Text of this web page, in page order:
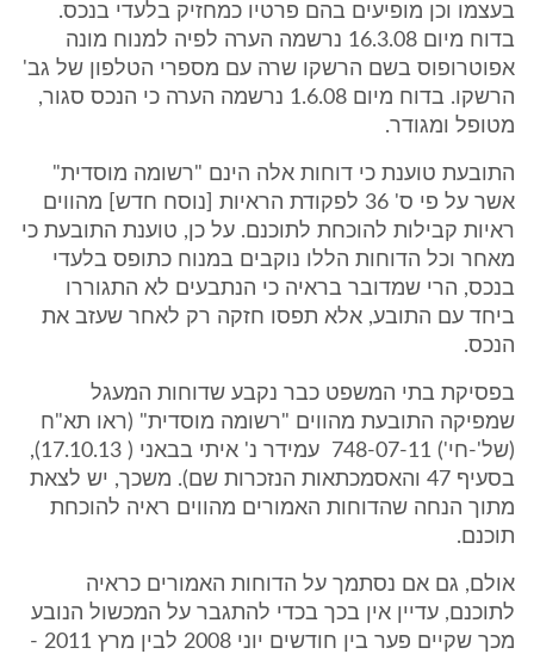
בעצמו וכן מופיעים בהם פרטיו כמחזיק בלעדי בנכס.
בדוח מיום 16.3.08 נרשמה הערה לפיה למנוח מונה
אפוטרופוס בשם הרשקו שרה עם מספרי הטלפון של גב'
הרשקו. בדוח מיום 1.6.08 נרשמה הערה כי הנכס סגור,
מטופל ומגודר.
התובעת טוענת כי דוחות אלה הינם "רשומה מוסדית"
אשר על פי ס' 36 לפקודת הראיות [נוסח חדש] מהווים
ראיות קבילות להוכחת לתוכנם. על כן, טוענת התובעת כי
מאחר וכל הדוחות הללו נוקבים במנוח כתופס בלעדי
בנכס, הרי שמדובר בראיה כי הנתבעים לא התגוררו
ביחד עם התובע, אלא תפסו חזקה רק לאחר שעזב את
הנכס.
בפסיקת בתי המשפט כבר נקבע שדוחות המעגל
שמפיקה התובעת מהווים "רשומה מוסדית" (ראו תא"ח
(של'-חי') 748-07-11‏ ‏ עמידר נ' איתי בבאני ( 17.10.13),
בסעיף 47 והאסמכתאות הנזכרות שם). משכך, יש לצאת
מתוך הנחה שהדוחות האמורים מהווים ראיה להוכחת
תוכנם.
אולם, גם אם נסתמך על הדוחות האמורים כראיה
לתוכנם, עדיין אין בכך בכדי להתגבר על המכשול הנובע
מכך שקיים פער בין חודשים יוני 2008 לבין מרץ 2011 -